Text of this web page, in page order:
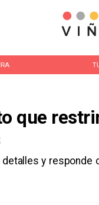
que
detalles y